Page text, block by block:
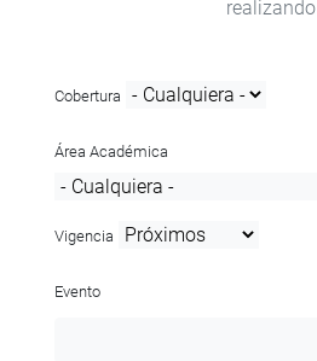
realizando
Cobertura
Área Académica
Vigencia
Evento